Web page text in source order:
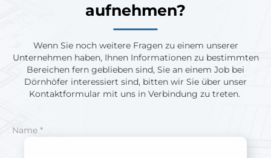
aufnehmen?
Wenn Sie noch weitere Fragen zu einem unserer
Unternehmen haben, Ihnen Informationen zu bestimmten
Bereichen fern geblieben sind, Sie an einem Job bei
Dörnhöfer interessiert sind, bitten wir Sie über unser
Kontaktformular mit uns in Verbindung zu treten.
Name *